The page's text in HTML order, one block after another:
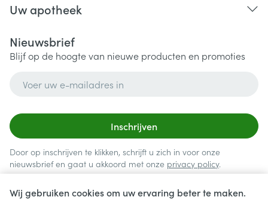
Wij gebruiken cookies om uw ervaring beter te maken.
Uw apotheek
Nieuwsbrief
Blijf op de hoogte van nieuwe producten en promoties
Inschrijven
Door op inschrijven te klikken, schrijft u zich in voor onze
nieuwsbrief en gaat u akkoord met onze privacy policy.